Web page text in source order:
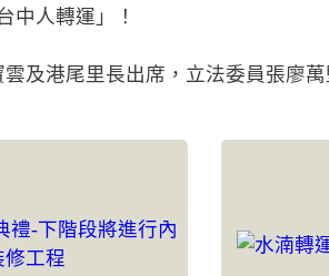
中人轉運」！
及港尾里長出席，立法委員張廖